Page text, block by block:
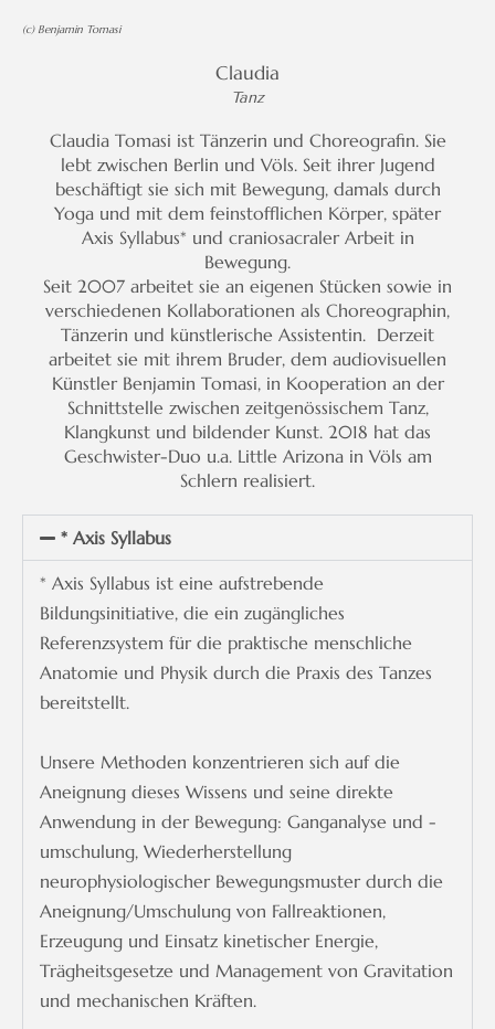
(c) Benjamin Tomasi
Claudia
Tanz
Claudia Tomasi ist Tänzerin und Choreografin. Sie
lebt zwischen Berlin und Völs. Seit ihrer Jugend
beschäftigt sie sich mit Bewegung, damals durch
Yoga und mit dem feinstofflichen Körper, später
Axis Syllabus* und craniosacraler Arbeit in
Bewegung.
Seit 2007 arbeitet sie an eigenen Stücken sowie in
verschiedenen Kollaborationen als Choreographin,
Tänzerin und künstlerische Assistentin. Derzeit
arbeitet sie mit ihrem Bruder, dem audiovisuellen
Künstler Benjamin Tomasi, in Kooperation an der
Schnittstelle zwischen zeitgenössischem Tanz,
Klangkunst und bildender Kunst. 2018 hat das
Geschwister-Duo u.a. Little Arizona in Völs am
Schlern realisiert.
* Axis Syllabus
* Axis Syllabus ist eine aufstrebende
Bildungsinitiative, die ein zugängliches
Referenzsystem für die praktische menschliche
Anatomie und Physik durch die Praxis des Tanzes
bereitstellt.
Unsere Methoden konzentrieren sich auf die
Aneignung dieses Wissens und seine direkte
Anwendung in der Bewegung: Ganganalyse und -
umschulung, Wiederherstellung
neurophysiologischer Bewegungsmuster durch die
Aneignung/Umschulung von Fallreaktionen,
Erzeugung und Einsatz kinetischer Energie,
Trägheitsgesetze und Management von Gravitation
und mechanischen Kräften.